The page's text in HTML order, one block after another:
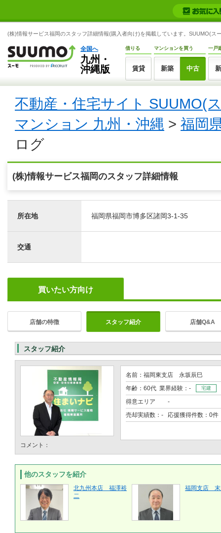
(株)情報サービス福岡のスタッフ詳細情報(購入者向け)を掲載しています。SUUMO(ス
全国へ
九州・
沖縄版
借りる
賃貸
マンションを買う
新築 中古
一戸
不動産・住宅サイト SUUMO(
マンション 九州・沖縄 > 福岡
ログ
(株)情報サービス福岡のスタッフ詳細情報
所在地 福岡県福岡市博多区諸岡3-1-35
交通
買いたい方向け
店舗の特徴 スタッフ紹介 店舗Q&A
スタッフ紹介
コメント：
名前：福岡東支店 永坂辰巳
年齢：60代 業界経験：-
宅建
得意エリア
-
売却実績数：- 応援獲得件数：0件
他のスタッフを紹介
北九州本店 福澤裕
二
福岡支店 末